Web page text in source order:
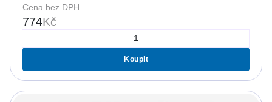
Cena bez DPH
774Kč
Koupit